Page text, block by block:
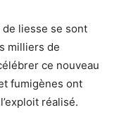
de liesse se sont
milliers de
ce nouveau
fumigènes ont
réalisé.